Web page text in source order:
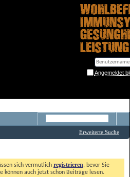
Angemeldet
Erweiterte Suche
sich vermutlich registrieren, bevor Sie
können auch jetzt schon Beiträge lesen.